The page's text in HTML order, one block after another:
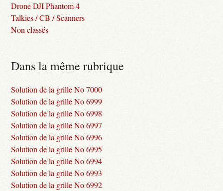
Drone DJI Phantom 4
Talkies / CB / Scanners
Non classés
Dans la même rubrique
Solution de la grille No 7000
Solution de la grille No 6999
Solution de la grille No 6998
Solution de la grille No 6997
Solution de la grille No 6996
Solution de la grille No 6995
Solution de la grille No 6994
Solution de la grille No 6993
Solution de la grille No 6992